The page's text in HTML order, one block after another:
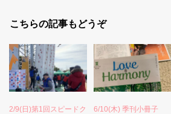
こちらの記事もどうぞ
2/9(日)第1回スピードク
6/10(木) 季刊小冊子